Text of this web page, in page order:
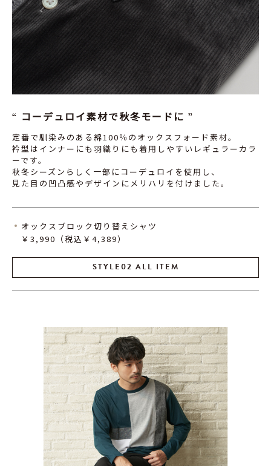
コーデュロイ素材で秋冬モードに
定番で馴染みのある綿100％のオックスフォード素材。
衿型はインナーにも羽織りにも着用しやすいレギュラーカラ
ーです。
秋冬シーズンらしく一部にコーデュロイを使用し、
見た目の凹凸感やデザインにメリハリを付けました。
オックスブロック切り替えシャツ
￥3,990（税込￥4,389）
STYLE02 ALL ITEM